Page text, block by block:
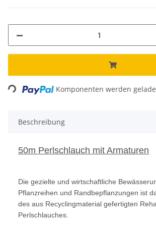
Loading... Komponenten werden
Beschreibung
50m Perlschlauch mit Armaturen
Die gezielte und wirtschaftliche
Pflanzreihen und Randbepflanzungen ist
des aus Recyclingmaterial gefertigten
Perlschlauches.